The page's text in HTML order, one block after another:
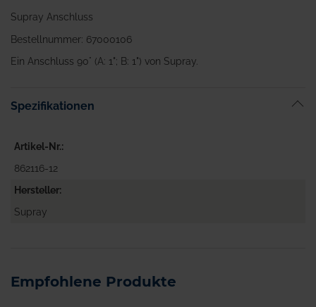
Supray Anschluss
Bestellnummer: 67000106
Ein Anschluss 90° (A: 1"; B: 1") von Supray.
Spezifikationen
Artikel-Nr.
862116-12
Hersteller
Supray
Empfohlene Produkte